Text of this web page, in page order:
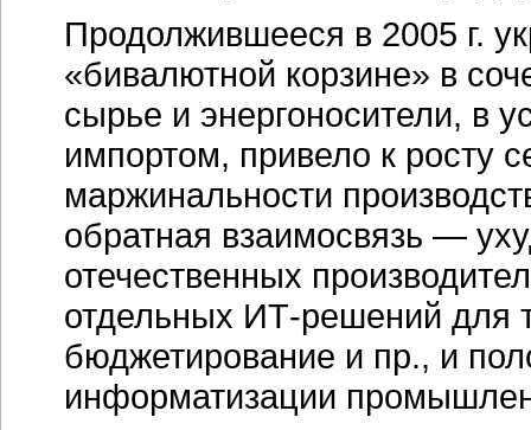
Продолжившееся в 2005 г.
«бивалютной корзине» в
сырье и энергоносители, в
импортом, привело к росту
маржинальности
обратная взаимосвязь —
отечественных
отдельных ИТ-решений для
бюджетирование и пр., и
информатизации